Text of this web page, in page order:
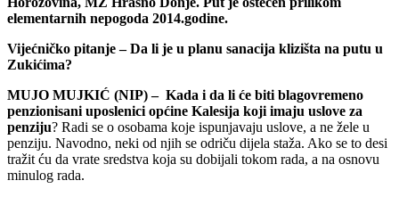
elementarnih nepogoda 2014.godine.
Vijećničko pitanje – Da li je u planu sanacija klizišta na putu u
Zukićima?
MUJO MUJKIĆ (NIP) – Kada i da li će biti blagovremeno
penzionisani uposlenici općine Kalesija koji imaju uslove za
penziju? Radi se o osobama koje ispunjavaju uslove, a ne žele u
penziju. Navodno, neki od njih se odriču dijela staža. Ako se to desi
tražit ću da vrate sredstva koja su dobijali tokom rada, a na osnovu
minulog rada.